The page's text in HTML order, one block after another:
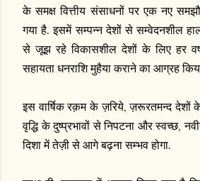
के समक्ष वित्तीय संसाधनों पर एक नए
गया है. इसमें सम्पन्न देशों से सम्वेदनशील
से जूझ रहे विकासशील देशों के लिए हर
सहायता धनराशि मुहैया कराने का आग्रह
इस वार्षिक रक़म के ज़रिये, ज़रूरतमन्द देशों
वृद्धि के दुष्प्रभावों से निपटना और स्वच्छ,
दिशा में तेज़ी से आगे बढ़ना सम्भव होगा.